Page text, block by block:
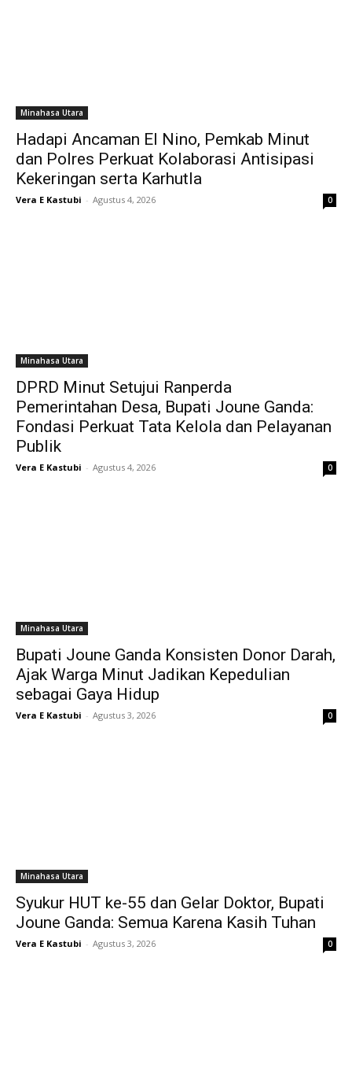
Minahasa Utara
Hadapi Ancaman El Nino, Pemkab Minut
dan Polres Perkuat Kolaborasi Antisipasi
Kekeringan serta Karhutla
Vera E Kastubi - Agustus 4, 2026 0
Minahasa Utara
DPRD Minut Setujui Ranperda
Pemerintahan Desa, Bupati Joune Ganda:
Fondasi Perkuat Tata Kelola dan Pelayanan
Publik
Vera E Kastubi - Agustus 4, 2026 0
Minahasa Utara
Bupati Joune Ganda Konsisten Donor Darah,
Ajak Warga Minut Jadikan Kepedulian
sebagai Gaya Hidup
Vera E Kastubi - Agustus 3, 2026 0
Minahasa Utara
Syukur HUT ke-55 dan Gelar Doktor, Bupati
Joune Ganda: Semua Karena Kasih Tuhan
Vera E Kastubi - Agustus 3, 2026 0